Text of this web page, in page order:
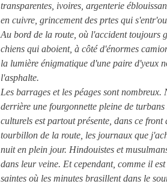
transparentes, ivoires, argenterie
en cuivre, grincement des prtes qui
Au bord de la route, où l'accident toujours
chiens qui aboient, à côté d'énormes
la lumière énigmatique d'une paire d'yeux
l'asphalte.
Les barrages et les péages sont
derrière une fourgonnette pleine de
culturels est partout présente, dans ce
tourbillon de la route, les journaux que
nuit en plein jour. Hindouistes et
dans leur veine. Et cependant, comme il
saintes où les minutes brasillent dans le